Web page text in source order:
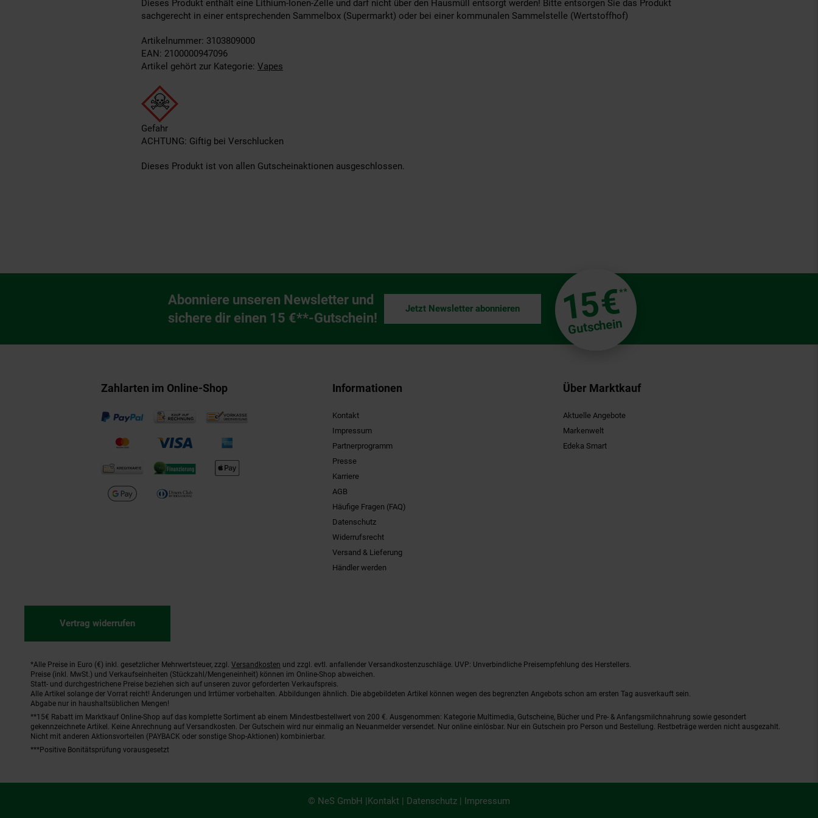
Dieses Produkt enthält eine Lithium-Ionen-Zelle und darf nicht über den Hausmüll entsorgt werden! Bitte entsorgen Sie das Produkt
sachgerecht in einer entsprechenden Sammelbox (Supermarkt) oder bei einer kommunalen Sammelstelle (Wertstoffhof)
Artikelnummer: 3103809000
EAN: 2100000947096
Artikel gehört zur Kategorie: Vapes
Gefahr
ACHTUNG: Giftig bei Verschlucken
Dieses Produkt ist von allen Gutscheinaktionen ausgeschlossen.
Newsletter Anmeldung
Abonniere unseren Newsletter und
sichere dir einen 15 €**-Gutschein!
15€**
Gutschein
Jetzt Newsletter abonnieren
Zahlarten im Online-Shop Informationen
Kontakt
Impressum
Partnerprogramm
Presse
Karriere
AGB
Häufige Fragen (FAQ)
Datenschutz
Widerrufsrecht
Versand & Lieferung
Händler werden
Über Marktkauf
Aktuelle Angebote
Markenwelt
Edeka Smart
Vertrag widerrufen
Fußnoten
*Alle Preise in Euro (€) inkl. gesetzlicher Mehrwertsteuer, zzgl. Versandkosten und zzgl. evtl. anfallender Versandkostenzuschläge. UVP: Unverbindliche Preisempfehlung des Herstellers.
Preise (inkl. MwSt.) und Verkaufseinheiten (Stückzahl/Mengeneinheit) können im Online-Shop abweichen.
Statt- und durchgestrichene Preise beziehen sich auf unseren zuvor geforderten Verkaufspreis.
Alle Artikel solange der Vorrat reicht! Änderungen und Irrtümer vorbehalten. Abbildungen ähnlich. Die abgebildeten Artikel können wegen des begrenzten Angebots schon am ersten Tag ausverkauft sein.
Abgabe nur in haushaltsüblichen Mengen!
**15€ Rabatt im Marktkauf Online-Shop auf das komplette Sortiment ab einem Mindestbestellwert von 200 €. Ausgenommen: Kategorie Multimedia, Gutscheine, Bücher und Pre- & Anfangsmilchnahrung sowie gesondert
gekennzeichnete Artikel. Keine Anrechnung auf Versandkosten. Der Gutschein wird nur einmalig an Neuanmelder versendet. Nur online einlösbar. Nur ein Gutschein pro Person und Bestellung. Restbeträge werden nicht ausgezahlt.
Nicht mit anderen Aktionsvorteilen (PAYBACK oder sonstige Shop-Aktionen) kombinierbar.
***Positive Bonitätsprüfung vorausgesetzt
© NeS GmbH |Kontakt | Datenschutz | Impressum